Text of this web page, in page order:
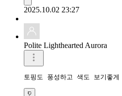
2025.10.02 23:27
Polite Lighthearted Aurora
토핑도 풍성하고 색도 보기좋